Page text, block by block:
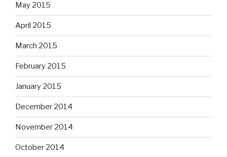
May 2015
April 2015
March 2015
February 2015
January 2015
December 2014
November 2014
October 2014